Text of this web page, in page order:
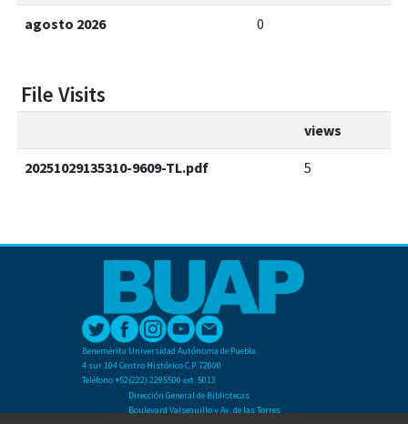
agosto 2026 0
File Visits
views
20251029135310-9609-TL.pdf 5
Benemérita Universidad Autónoma de Puebla
4 sur 104 Centro Histórico C.P. 72000
Teléfono +52(222) 2295500 ext. 5013
Dirección General de Bibliotecas
Boulevard Valsequillo y Av. de las Torres